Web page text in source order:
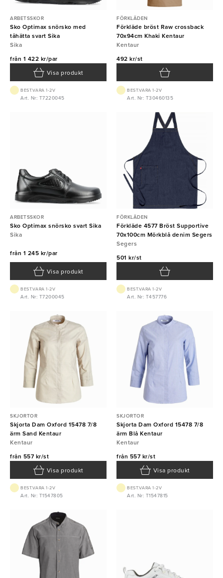
ARBETSSKOR
Sko Optimax snörsko med
tåhätta svart Sika
Sika
från 1 422 kr/par
Visa produkt
BEST.VARA 1-2V
Art. Nr: T7220045
FÖRKLÄDEN
Förkläde bröst Raw crossback
70x94cm Khaki Kentaur
Kentaur
492 kr/st
BEST.VARA 1-2V
Art. Nr: T30460135
ARBETSSKOR
Sko Optimax snörsko svart Sika
Sika
från 1 245 kr/par
Visa produkt
BEST.VARA 1-2V
Art. Nr: T7200045
FÖRKLÄDEN
Förkläde 4577 Bröst Supportive
70x100cm Mörkblå denim Segers
Segers
501 kr/st
BEST.VARA 1-2V
Art. Nr: T457776
SKJORTOR
Skjorta Dam Oxford 15478 7/8
ärm Sand Kentaur
Kentaur
från 557 kr/st
Visa produkt
BEST.VARA 1-2V
Art. Nr: T1547805
SKJORTOR
Skjorta Dam Oxford 15478 7/8
ärm Blå Kentaur
Kentaur
från 557 kr/st
Visa produkt
BEST.VARA 1-2V
Art. Nr: T1547815